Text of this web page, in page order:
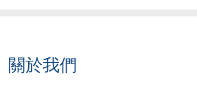
關於我們